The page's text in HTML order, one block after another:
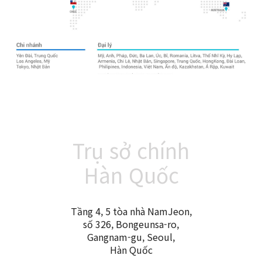
Trụ sở chính
Hàn Quốc
Tầng 4, 5 tòa nhà NamJeon,
số 326, Bongeunsa-ro,
Gangnam-gu, Seoul,
Hàn Quốc